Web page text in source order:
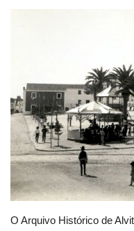
Estatuto Editorial
Saúde
Ficha técnica
Cultura
O Arquivo Histórico de